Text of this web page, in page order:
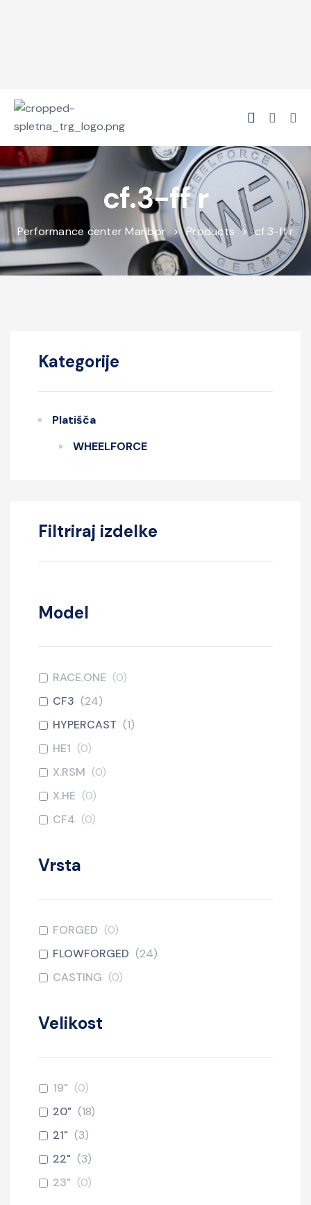
cf.3-ff r
Performance center Maribor > Products > cf.3-ff r
Kategorije
Platišča
WHEELFORCE
Filtriraj izdelke
Model
RACE.ONE (0)
CF3 (24)
HYPERCAST (1)
HE1 (0)
X.RSM (0)
X.HE (0)
CF4 (0)
Vrsta
FORGED (0)
FLOWFORGED (24)
CASTING (0)
Velikost
19" (0)
20" (18)
21" (3)
22" (3)
23" (0)